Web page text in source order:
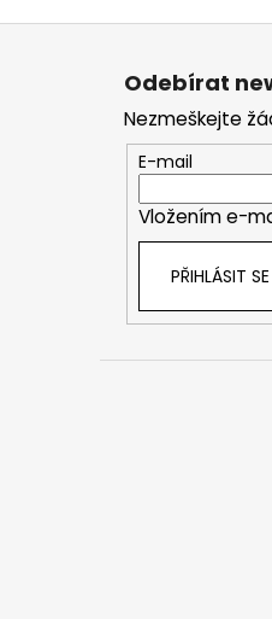
Z
Odebírat
Nezmeškejte
E-mail
Vložením e-
PŘIHLÁSIT SE